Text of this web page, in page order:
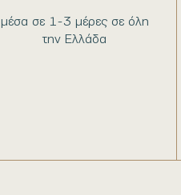
μέσα σε 1-3 μέρες σε όλη
την Ελλάδα